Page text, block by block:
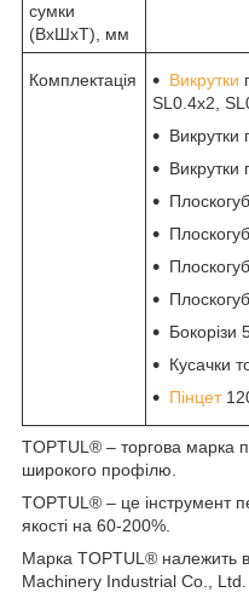
сумки
(ВхШхТ), мм
Комплектація Викрутки
SL0.4x2,
Викрутки
Викрутки
Бокорізи
Кусачки
Пінцет
TOPTUL® – торгова марка
широкого профілю.
TOPTUL® – це інструмент
якості на 60-200%.
Марка TOPTUL® належить
Machinery Industrial Co.,